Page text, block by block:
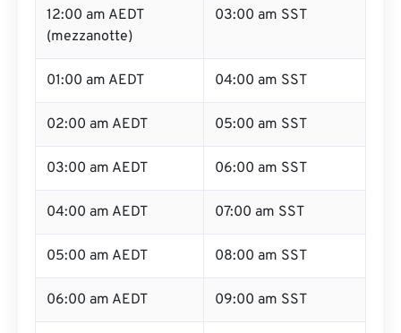
12:00 am AEDT
(mezzanotte)
03:00 am SST
01:00 am AEDT 04:00 am SST
02:00 am AEDT 05:00 am SST
03:00 am AEDT 06:00 am SST
04:00 am AEDT 07:00 am SST
05:00 am AEDT 08:00 am SST
06:00 am AEDT 09:00 am SST